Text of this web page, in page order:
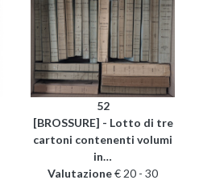
52
[BROSSURE] - Lotto di tre
cartoni contenenti volumi
in…
Valutazione€ 20 - 30